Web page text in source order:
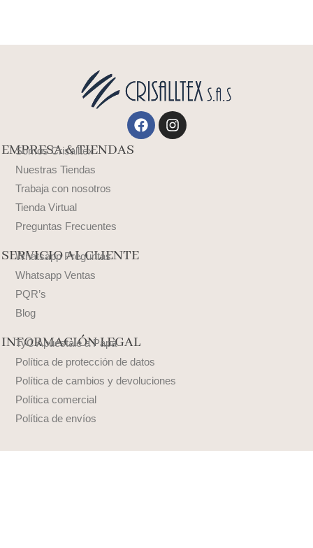
FacebookInstagram
EMPRESA & TIENDAS
Somos Crisalltex
Nuestras Tiendas
Trabaja con nosotros
Tienda Virtual
Preguntas Frecuentes
SERVICIO AL CLIENTE
Whatsapp Preguntas
Whatsapp Ventas
PQR’s
Blog
INFORMACIÓN LEGAL
TyC Apuéstale a Papá
Política de protección de datos
Política de cambios y devoluciones
Política comercial
Política de envíos